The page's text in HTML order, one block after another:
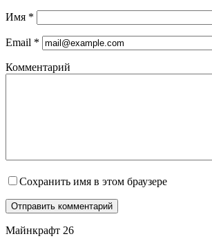
Имя *
Email *
Комментарий
Сохранить имя в этом браузере
Майнкрафт 26